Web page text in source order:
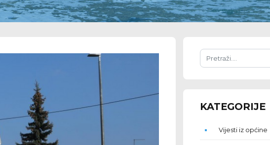
KATEGORIJE
Vijesti iz općine